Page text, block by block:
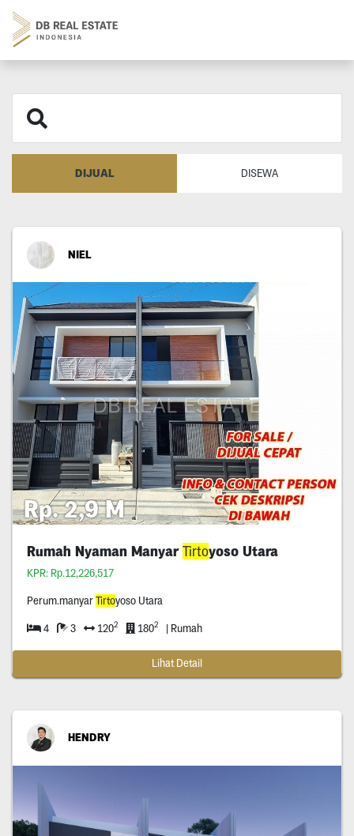
DIJUAL DISEWA
NIEL
Rp. 2,9 M
Rumah Nyaman ManyarTirtoyoso Utara
KPR: Rp.12,226,517
Perum.manyarTirtoyoso Utara
4 3 1202 1802 | Rumah
Lihat Detail
HENDRY